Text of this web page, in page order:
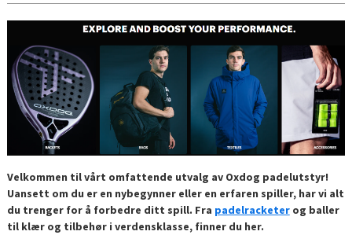
Velkommen til vårt omfattende utvalg av Oxdog padelutstyr!
Uansett om du er en nybegynner eller en erfaren spiller, har vi alt
du trenger for å forbedre ditt spill. Fra padelracketerog baller
til klær og tilbehør i verdensklasse, finner du her.